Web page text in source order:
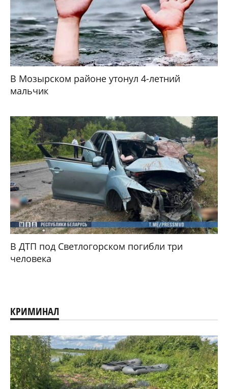
В Мозырском районе утонул 4-летний
мальчик
В ДТП под Светлогорском погибли три
человека
КРИМИНАЛ